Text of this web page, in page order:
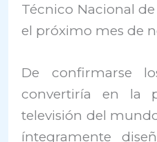
Técnico Nacional
el próximo mes de
De confirmarse
convertiría en la
televisión del
íntegramente